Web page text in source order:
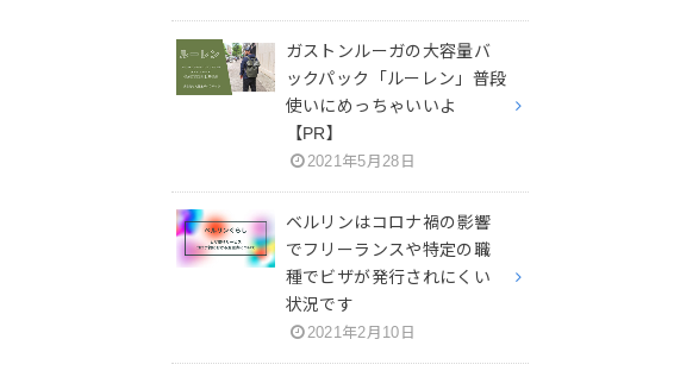
ガストンルーガの大容量バ
ックパック「ルーレン」普段
使いにめっちゃいいよ
【PR】
2021年5月28日
ベルリンはコロナ禍の影響
でフリーランスや特定の職
種でビザが発行されにくい
状況です
2021年2月10日